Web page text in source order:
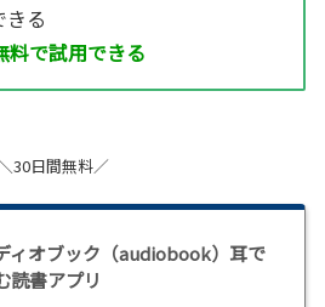
きる
料で試用できる
30日間無料／
ィオブック（audiobook）耳で
読書アプリ